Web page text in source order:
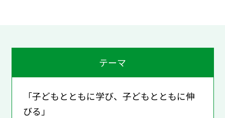
テーマ
「子どもとともに学び、子どもとともに伸
びる」